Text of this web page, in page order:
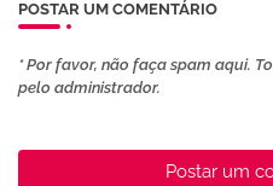
POSTAR UM COMENTÁRIO
* Por favor, não faça spam aqui.
pelo administrador.
Postar um